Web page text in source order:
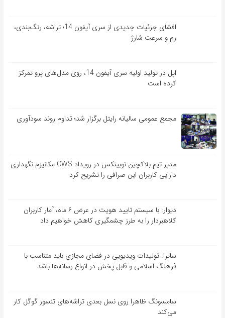
افشای جزئیات جدیدی از سری آیفون 14؛ تراشه، رنگ‌بندی،
رم و سرعت شارژ
اپل در تولید اولیه سری آیفون 14، روی مدل‌های پرو تمرکز
کرده است
مجمع عمومی سالیانه رایتل برگزار شد؛ تداوم روند سودآوری
مدیر تیم بلاکچین نوبیتکس در رویداد CWS مکانیزم نگهداری
دارایی کاربران این صرافی را تشریح کرد
دیوار: با سیستم تایید هویت در عرض ۶ ماه، آمار کاربران
کلاهبردار را به طرز چشمگیری کاهش خواهیم داد
ساترا: تولیدات ویدیویی در فضای مجازی باید متناسب با
فرهنگ اسلامی و قابل پخش در انواع رسانه‌ها باشد
سامسونگ ظاهرا روی نسل بعدی تراشه‌های تنسور گوگل کار
می‌کند